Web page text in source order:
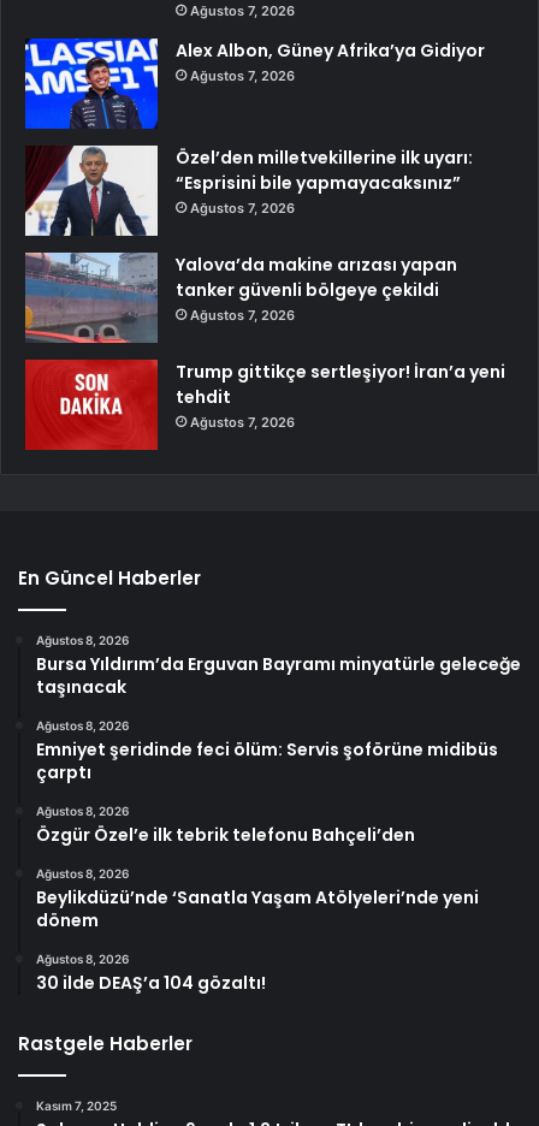
Ağustos 7, 2026
Alex Albon, Güney Afrika’ya Gidiyor
Ağustos 7, 2026
Özel’den milletvekillerine ilk uyarı:
“Esprisini bile yapmayacaksınız”
Ağustos 7, 2026
Yalova’da makine arızası yapan
tanker güvenli bölgeye çekildi
Ağustos 7, 2026
Trump gittikçe sertleşiyor! İran’a yeni
tehdit
Ağustos 7, 2026
En Güncel Haberler
Ağustos 8, 2026
Bursa Yıldırım’da Erguvan Bayramı minyatürle geleceğe
taşınacak
Ağustos 8, 2026
Emniyet şeridinde feci ölüm: Servis şoförüne midibüs
çarptı
Ağustos 8, 2026
Özgür Özel’e ilk tebrik telefonu Bahçeli’den
Ağustos 8, 2026
Beylikdüzü’nde ‘Sanatla Yaşam Atölyeleri’nde yeni
dönem
Ağustos 8, 2026
30 ilde DEAŞ’a 104 gözaltı!
Rastgele Haberler
Kasım 7, 2025